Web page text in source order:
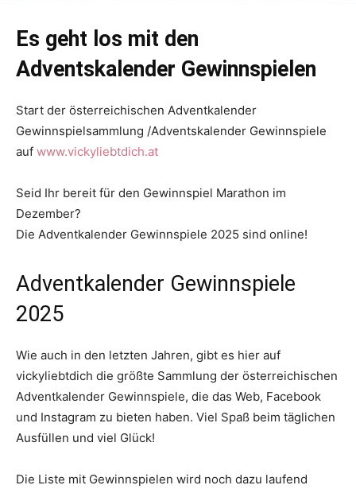
Es geht los mit den
Adventskalender Gewinnspielen
Start der österreichischen Adventkalender
Gewinnspielsammlung /Adventskalender Gewinnspiele
auf www.vickyliebtdich.at
Seid Ihr bereit für den Gewinnspiel Marathon im
Dezember?
Die Adventkalender Gewinnspiele 2025 sind online!
Adventkalender Gewinnspiele
2025
Wie auch in den letzten Jahren, gibt es hier auf
vickyliebtdich die größte Sammlung der österreichischen
Adventkalender Gewinnspiele, die das Web, Facebook
und Instagram zu bieten haben. Viel Spaß beim täglichen
Ausfüllen und viel Glück!
Die Liste mit Gewinnspielen wird noch dazu laufend